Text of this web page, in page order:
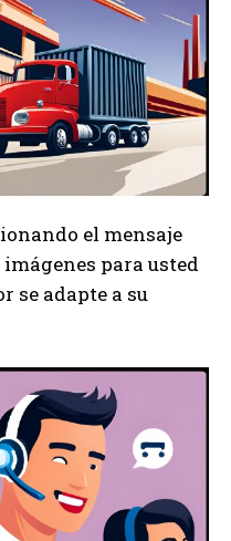
el mensaje
para usted
se adapte a su